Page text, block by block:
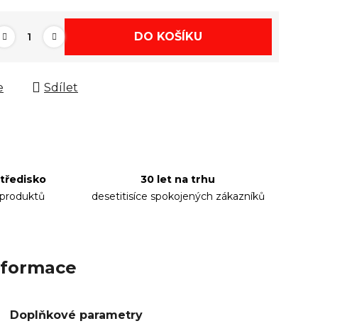
DO KOŠÍKU
Sdílet
30 let na trhu
desetitisíce spokojených zákazníků
Doplňkové parametry